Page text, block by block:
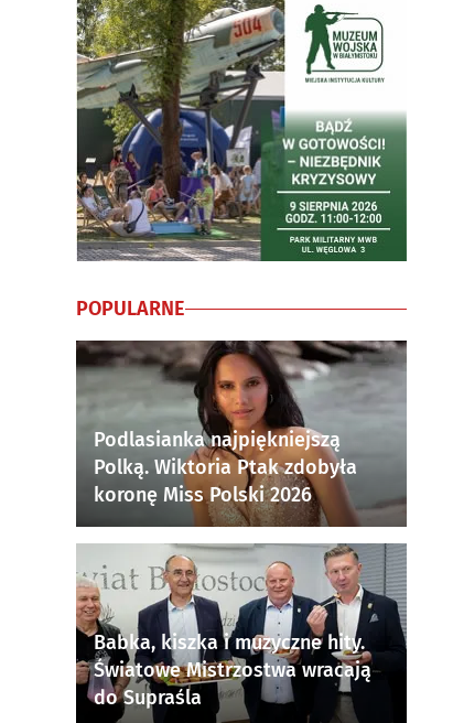
POPULARNE
Podlasianka najpiękniejszą
Polką. Wiktoria Ptak zdobyła
koronę Miss Polski 2026
Babka, kiszka i muzyczne hity.
Światowe Mistrzostwa wracają
do Supraśla